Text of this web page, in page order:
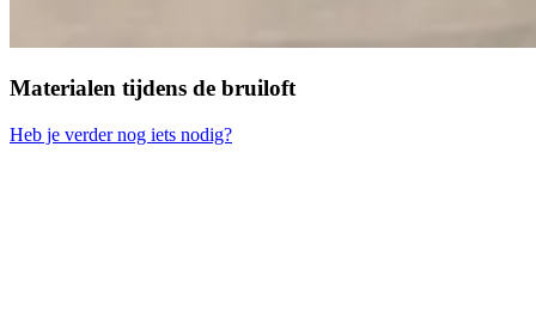
Materialen tijdens de bruiloft
Heb je verder nog iets nodig?